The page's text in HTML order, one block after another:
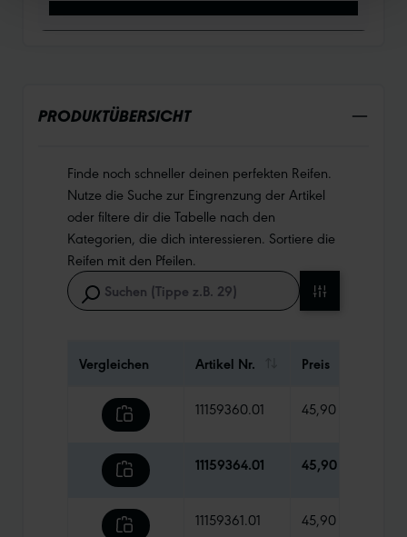
PRODUKTÜBERSICHT
Finde noch schneller deinen perfekten Reifen.
Nutze die Suche zur Eingrenzung der Artikel
oder filtere dir die Tabelle nach den
Kategorien, die dich interessieren. Sortiere die
Reifen mit den Pfeilen.
Vergleichen Artikel Nr. Preis
11159360.01 45,90 €
11159364.01 45,90 €
11159361.01 45,90 €